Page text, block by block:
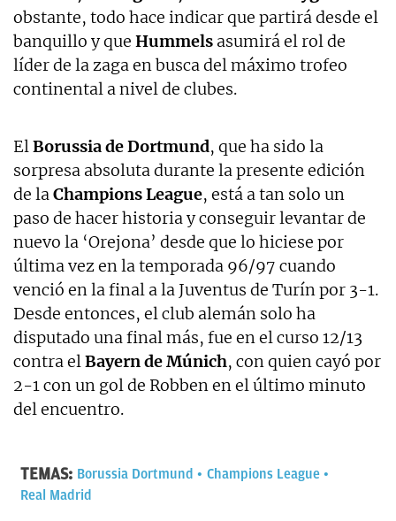
obstante, todo hace indicar que partirá desde el
banquillo y que Hummels asumirá el rol de
líder de la zaga en busca del máximo trofeo
continental a nivel de clubes.
ElBorussia de Dortmund, que ha sido la
sorpresa absoluta durante la presente edición
de laChampions League, está a tan solo un
paso de hacer historia y conseguir levantar de
nuevo la ‘Orejona’ desde que lo hiciese por
última vez en la temporada 96/97 cuando
venció en la final a la Juventus de Turín por 3-1.
Desde entonces, el club alemán solo ha
disputado una final más, fue en el curso 12/13
contra elBayern de Múnich, con quien cayó por
2-1 con un gol de Robben en el último minuto
del encuentro.
TEMAS: Borussia Dortmund
Champions League
Real Madrid